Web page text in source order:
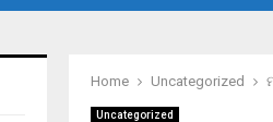
Home Uncategorized
Uncategorized